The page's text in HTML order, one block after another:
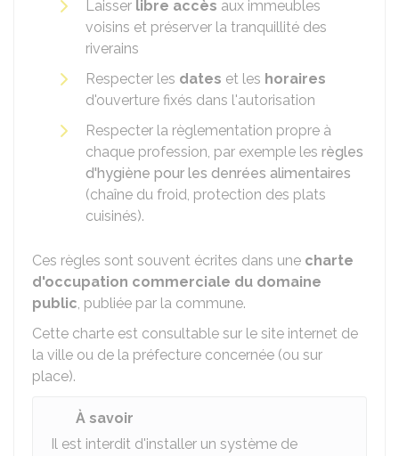
Laisser libre accès aux immeubles
voisins et préserver la tranquillité des
riverains
Respecter les dates et les horaires
d'ouverture fixés dans l'autorisation
Respecter la règlementation propre à
chaque profession, par exemple les règles
d'hygiène pour les denrées alimentaires
(chaîne du froid, protection des plats
cuisinés).
Ces règles sont souvent écrites dans une charte
d'occupation commerciale du domaine
public, publiée par la commune.
Cette charte est consultable sur le site internet de
la ville ou de la préfecture concernée (ou sur
place).
À savoir
Il est interdit d'installer un système de